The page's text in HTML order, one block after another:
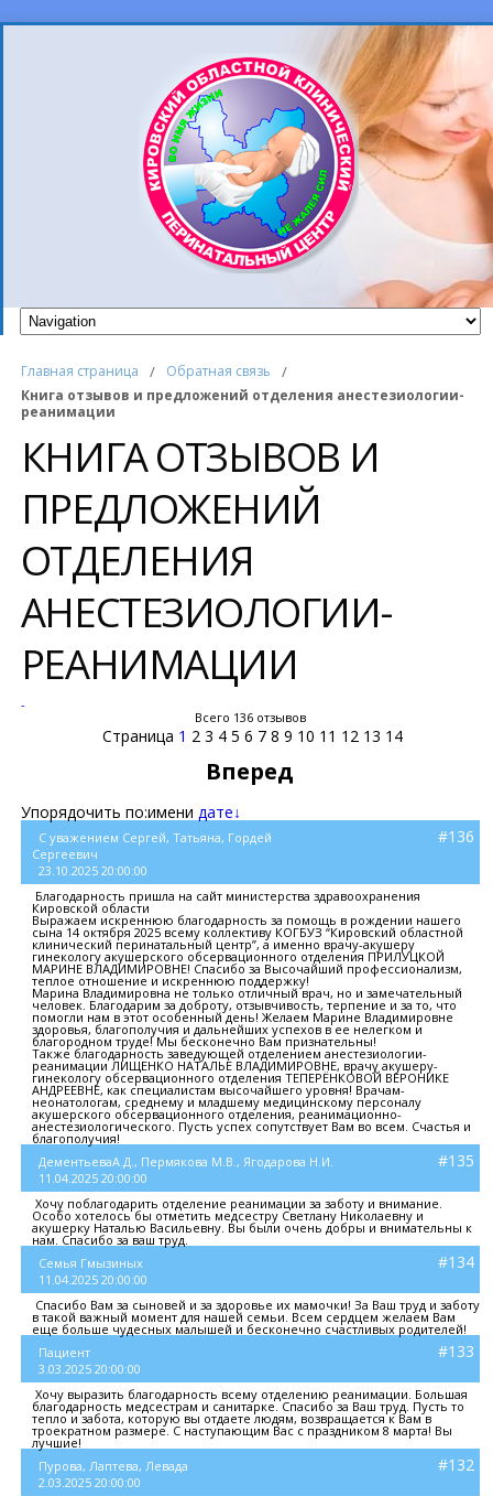
Главная страница / Обратная связь /
Книга отзывов и предложений отделения анестезиологии-
реанимации
КНИГА ОТЗЫВОВ И
ПРЕДЛОЖЕНИЙ
ОТДЕЛЕНИЯ
АНЕСТЕЗИОЛОГИИ-
РЕАНИМАЦИИ
-
Всего 136 отзывов
Страница 1 2 3 4 5 6 7 8 9 10 11 12 13 14
Вперед
Упорядочить по:имени дате↓
С уважением Сергей, Татьяна, Гордей
Сергеевич
23.10.2025 20:00:00
#136
Благодарность пришла на сайт министерства здравоохранения
Кировской области
Выражаем искреннюю благодарность за помощь в рождении нашего
сына 14 октября 2025 всему коллективу КОГБУЗ “Кировский областной
клинический перинатальный центр”, а именно врачу-акушеру
гинекологу акушерского обсервационного отделения ПРИЛУЦКОЙ
МАРИНЕ ВЛАДИМИРОВНЕ! Спасибо за Высочайший профессионализм,
теплое отношение и искреннюю поддержку!
Марина Владимировна не только отличный врач, но и замечательный
человек. Благодарим за доброту, отзывчивость, терпение и за то, что
помогли нам в этот особенный день! Желаем Марине Владимировне
здоровья, благополучия и дальнейших успехов в ее нелегком и
благородном труде! Мы бесконечно Вам признательны!
Также благодарность заведующей отделением анестезиологии-
реанимации ЛИЩЕНКО НАТАЛЬЕ ВЛАДИМИРОВНЕ, врачу акушеру-
гинекологу обсервационного отделения ТЕПЕРЁНКОВОЙ ВЕРОНИКЕ
АНДРЕЕВНЕ, как специалистам высочайшего уровня! Врачам-
неонатологам, среднему и младшему медицинскому персоналу
акушерского обсервационного отделения, реанимационно-
анестезиологического. Пусть успех сопутствует Вам во всем. Счастья и
благополучия!
ДементьеваА.Д., Пермякова М.В., Ягодарова Н.И.
11.04.2025 20:00:00
#135
Хочу поблагодарить отделение реанимации за заботу и внимание.
Особо хотелось бы отметить медсестру Светлану Николаевну и
акушерку Наталью Васильевну. Вы были очень добры и внимательны к
нам. Спасибо за ваш труд.
Семья Гмызиных
11.04.2025 20:00:00
#134
Спасибо Вам за сыновей и за здоровье их мамочки! За Ваш труд и заботу
в такой важный момент для нашей семьи. Всем сердцем желаем Вам
еще больше чудесных малышей и бесконечно счастливых родителей!
Пациент
3.03.2025 20:00:00
#133
Хочу выразить благодарность всему отделению реанимации. Большая
благодарность медсестрам и санитарке. Спасибо за Ваш труд. Пусть то
тепло и забота, которую вы отдаете людям, возвращается к Вам в
троекратном размере. С наступающим Вас с праздником 8 марта! Вы
лучшие!
Пурова, Лаптева, Левада
2.03.2025 20:00:00
#132